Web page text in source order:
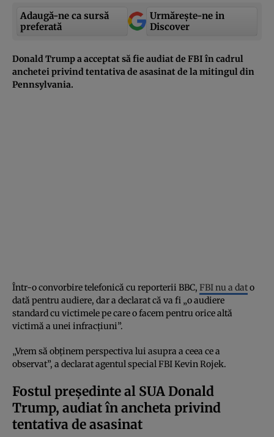
Adaugă-ne ca sursă
preferată
Urmărește-ne in
Discover
Donald Trump a acceptat să fie audiat de FBI în cadrul
anchetei privind tentativa de asasinat de la mitingul din
Pennsylvania.
Într-o convorbire telefonică cu reporterii BBC, FBI nu a dato
dată pentru audiere, dar a declarat că va fi „o audiere
standard cu victimele pe care o facem pentru orice altă
victimă a unei infracțiuni”.
„Vrem să obținem perspectiva lui asupra a ceea ce a
observat”, a declarat agentul special FBI Kevin Rojek.
Fostul președinte al SUA Donald
Trump, audiat în ancheta privind
tentativa de asasinat